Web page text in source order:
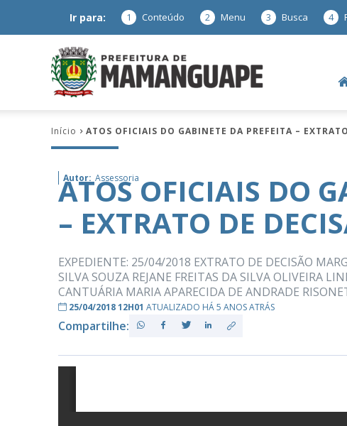
Ir para: 1 Conteúdo 2 Menu 3 Busca 4
Mamanguape
–
Início ATOS OFICIAIS DO GABINETE DA PREFEITA –
Autor: Assessoria
ATOS OFICIAIS DO
– EXTRATO DE
EXPEDIENTE: 25/04/2018 EXTRATO DE DECISÃO
SILVA SOUZA REJANE FREITAS DA SILVA OLIVEIRA
CANTUÁRIA MARIA APARECIDA DE ANDRADE
25/04/2018 12H01 ATUALIZADO HÁ 5 ANOS ATRÁS
Compartilhe: